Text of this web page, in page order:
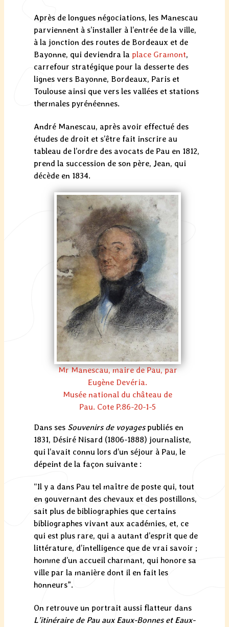
Après de longues négociations, les Manescau
parviennent à s’installer à l’entrée de la ville,
à la jonction des routes de Bordeaux et de
Bayonne, qui deviendra la place Gramont,
carrefour stratégique pour la desserte des
lignes vers Bayonne, Bordeaux, Paris et
Toulouse ainsi que vers les vallées et stations
thermales pyrénéennes.
André Manescau, après avoir effectué des
études de droit et s’être fait inscrire au
tableau de l’ordre des avocats de Pau en 1812,
prend la succession de son père, Jean, qui
décède en 1834.
Mr Manescau, maire de Pau, par
Eugène Devéria.
Musée national du château de
Pau. Cote P.86-20-1-5
Dans ses Souvenirs de voyagespubliés en
1831, Désiré Nisard (1806-1888) journaliste,
qui l’avait connu lors d’un séjour à Pau, le
dépeint de la façon suivante :
“Il y a dans Pau tel maître de poste qui, tout
en gouvernant des chevaux et des postillons,
sait plus de bibliographies que certains
bibliographes vivant aux académies, et, ce
qui est plus rare, qui a autant d’esprit que de
littérature, d’intelligence que de vrai savoir ;
homme d’un accueil charmant, qui honore sa
ville par la manière dont il en fait les
honneurs”.
On retrouve un portrait aussi flatteur dans
L’itinéraire de Pau aux Eaux-Bonnes et Eaux-